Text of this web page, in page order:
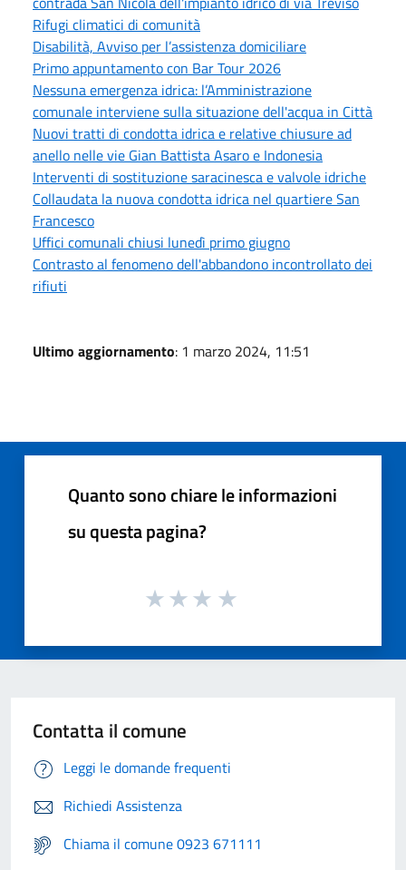
Rifugi climatici di comunità
Disabilità, Avviso per l’assistenza domiciliare
Primo appuntamento con Bar Tour 2026
Nessuna emergenza idrica: l’Amministrazione
comunale interviene sulla situazione dell'acqua in Città
Nuovi tratti di condotta idrica e relative chiusure ad
anello nelle vie Gian Battista Asaro e Indonesia
Interventi di sostituzione saracinesca e valvole idriche
Collaudata la nuova condotta idrica nel quartiere San
Francesco
Uffici comunali chiusi lunedì primo giugno
Contrasto al fenomeno dell'abbandono incontrollato dei
rifiuti
Ultimo aggiornamento: 1 marzo 2024, 11:51
Quanto sono chiare le informazioni
su questa pagina?
Contatta il comune
Leggi le domande frequenti
Richiedi Assistenza
Chiama il comune 0923 671111